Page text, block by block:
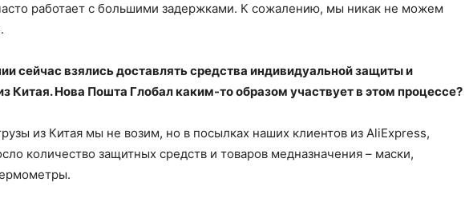
работает с большими задержками. К сожалению, мы никак не можем
сейчас взялись доставлять средства индивидуальной защиты и
Китая. Нова Пошта Глобал каким-то образом участвует в этом процессе?
из Китая мы не возим, но в посылках наших клиентов из AliExpress,
количество защитных средств и товаров медназначения – маски,